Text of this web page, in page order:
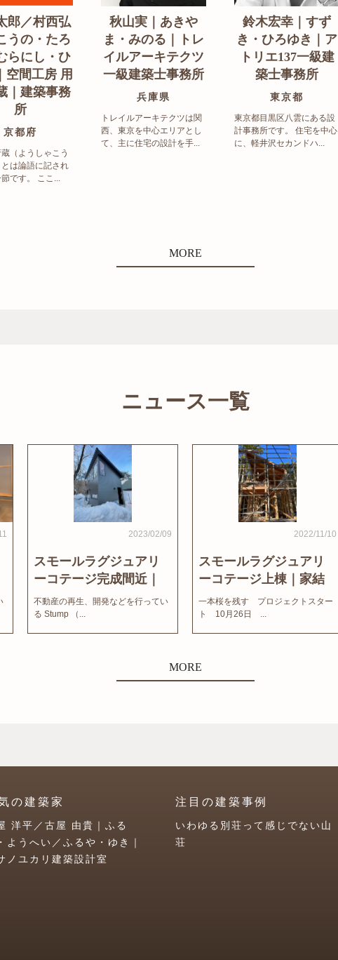
郎／村西弘
うの・たろ
らにし・ひ
空間工房 用
｜建築事務
所
京都府
蔵（ようしゃこう
は論語に記され
です。 ここ...
秋山実｜あきや
ま・みのる｜トレ
イルアーキテクツ
一級建築士事務所
兵庫県
トレイルアーキテクツは関
西、東京を中心エリアとし
て、主に住宅の設計を手...
鈴木宏幸｜すず
き・ひろゆき｜ア
トリエ137一級建
築士事務所
東京都
東京都目黒区八雲にある設
計事務所です。 住宅を中心
に、軽井沢セカンドハ...
MORE
ニュース一覧
2023/02/09
スモールラグジュアリ
ーコテージ完成間近｜
家結びNews
不動産の再生、開発などを行ってい
る Stump （...
2022/11/10
スモールラグジュアリ
ーコテージ上棟｜家結
びNews
一本桜を残す プロジェクトスター
ト 10月26日 ...
MORE
の建築家
洋平／古屋 由貴｜ふる
ようへい／ふるや・ゆき｜
ノユカリ建築設計室
注目の建築事例
いわゆる別荘って感じでない山
荘